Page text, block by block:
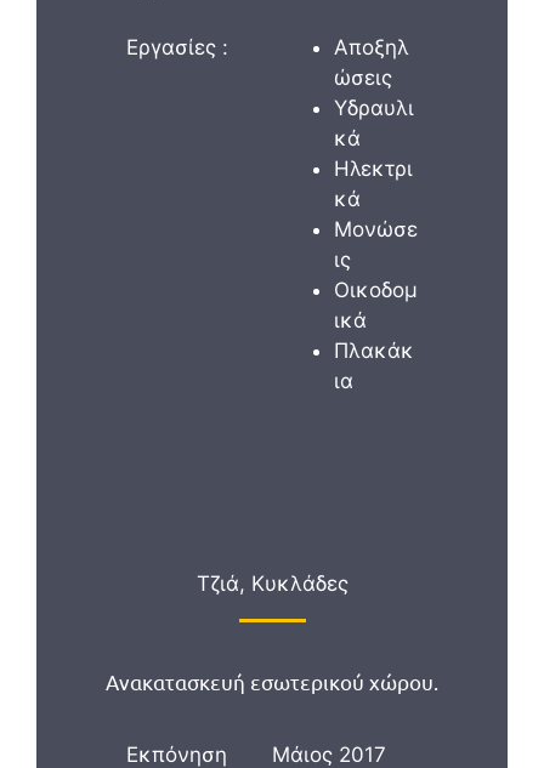
Εργασίες :
Αποξηλ
ώσεις
Υδραυλι
κά
Ηλεκτρι
κά
Μονώσε
ις
Οικοδομ
ικά
Πλακάκ
ια
Τζιά, Κυκλάδες
Ανακατασκευή εσωτερικού χώρου.
Εκπόνηση
Μάιος 2017